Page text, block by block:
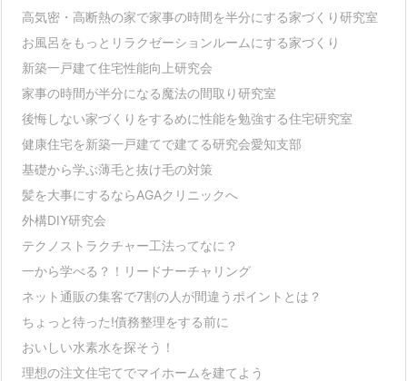
高気密・高断熱の家で家事の時間を半分にする家づくり研究室
お風呂をもっとリラクゼーションルームにする家づくり
新築一戸建て住宅性能向上研究会
家事の時間が半分になる魔法の間取り研究室
後悔しない家づくりをするめに性能を勉強する住宅研究室
健康住宅を新築一戸建てで建てる研究会愛知支部
基礎から学ぶ薄毛と抜け毛の対策
髪を大事にするならAGAクリニックへ
外構DIY研究会
テクノストラクチャー工法ってなに？
一から学べる？！リードナーチャリング
ネット通販の集客で7割の人が間違うポイントとは？
ちょっと待った!債務整理をする前に
おいしい水素水を探そう！
理想の注文住宅てでマイホームを建てよう